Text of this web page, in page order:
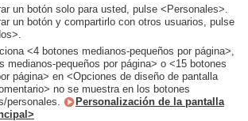
un botón solo para usted, pulse <Personales>.
un botón y compartirlo con otros usuarios, pulse
<4 botones medianos-pequeños por página>,
medianos-pequeños por página> o <15 botones
página> en <Opciones de diseño de pantalla
no se muestra en los botones
personales.
Personalización de la pantalla